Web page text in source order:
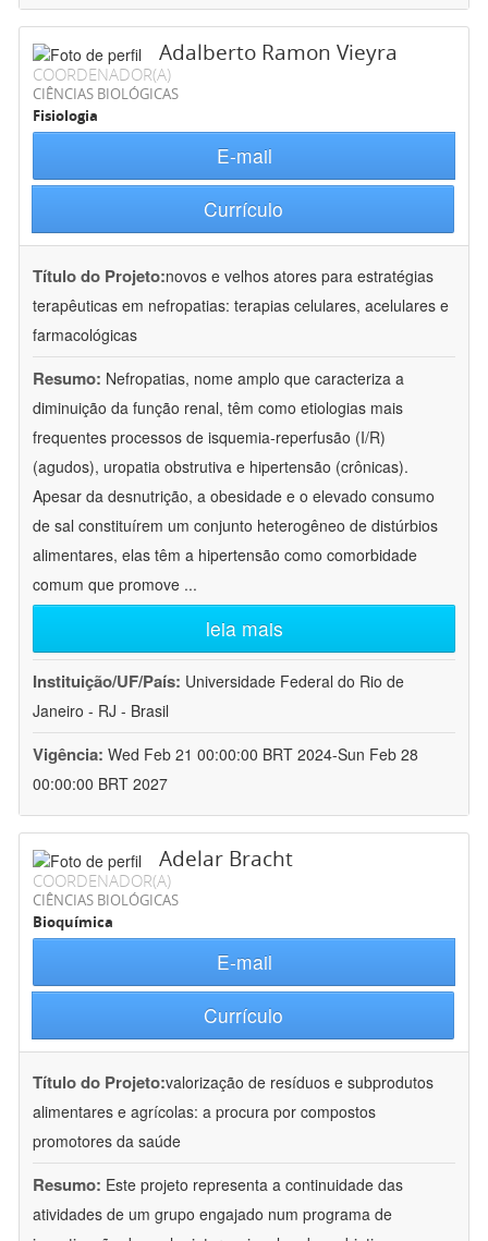
Adalberto Ramon Vieyra
COORDENADOR(A)
CIÊNCIAS BIOLÓGICAS
Fisiologia
E-mail
Currículo
Título do Projeto:novos e velhos atores para estratégias
terapêuticas em nefropatias: terapias celulares, acelulares e
farmacológicas
Resumo: Nefropatias, nome amplo que caracteriza a
diminuição da função renal, têm como etiologias mais
frequentes processos de isquemia-reperfusão (I/R)
(agudos), uropatia obstrutiva e hipertensão (crônicas).
Apesar da desnutrição, a obesidade e o elevado consumo
de sal constituírem um conjunto heterogêneo de distúrbios
alimentares, elas têm a hipertensão como comorbidade
comum que promove ...
leia mais
Instituição/UF/País: Universidade Federal do Rio de
Janeiro - RJ - Brasil
Vigência: Wed Feb 21 00:00:00 BRT 2024-Sun Feb 28
00:00:00 BRT 2027
Adelar Bracht
COORDENADOR(A)
CIÊNCIAS BIOLÓGICAS
Bioquímica
E-mail
Currículo
Título do Projeto:valorização de resíduos e subprodutos
alimentares e agrícolas: a procura por compostos
promotores da saúde
Resumo: Este projeto representa a continuidade das
atividades de um grupo engajado num programa de